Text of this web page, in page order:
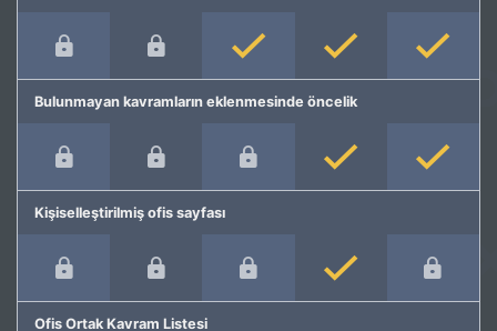
Bulunmayan kavramların eklenmesinde öncelik
Kişiselleştirilmiş ofis sayfası
Ofis Ortak Kavram Listesi